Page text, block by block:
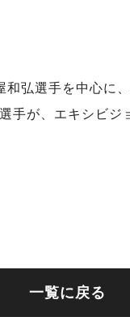
弘選手を中心に
手が、エキシビ
一覧に戻る